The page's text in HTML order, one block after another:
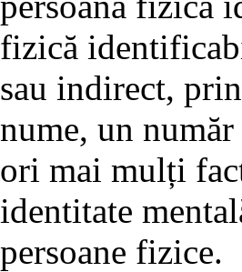
fizică
sau indirect,
nume, un
ori mai mulți
identitate
persoane fizice.